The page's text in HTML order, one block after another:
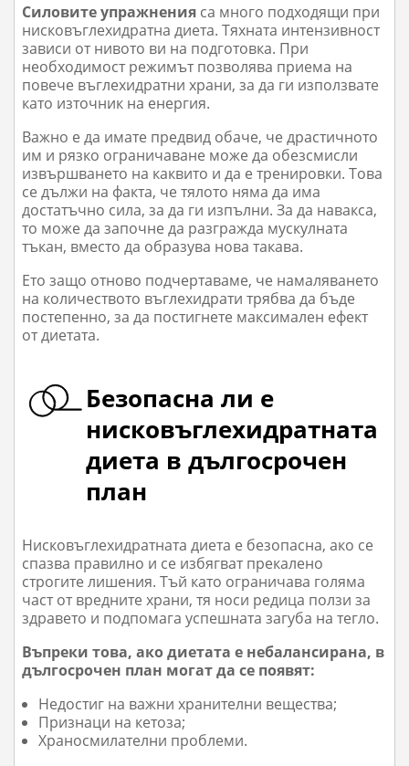
Силовите упражнения са много подходящи при
нисковъглехидратна диета. Тяхната интензивност
зависи от нивото ви на подготовка. При
необходимост режимът позволява приема на
повече въглехидратни храни, за да ги използвате
като източник на енергия.
Важно е да имате предвид обаче, че драстичното
им и рязко ограничаване може да обезсмисли
извършването на каквито и да е тренировки. Това
се дължи на факта, че тялото няма да има
достатъчно сила, за да ги изпълни. За да навакса,
то може да започне да разгражда мускулната
тъкан, вместо да образува нова такава.
Ето защо отново подчертаваме, че намаляването
на количеството въглехидрати трябва да бъде
постепенно, за да постигнете максимален ефект
от диетата.
Безопасна ли е
нисковъглехидратната
диета в дългосрочен
план
Нисковъглехидратната диета е безопасна, ако се
спазва правилно и се избягват прекалено
строгите лишения. Тъй като ограничава голяма
част от вредните храни, тя носи редица ползи за
здравето и подпомага успешната загуба на тегло.
Въпреки това, ако диетата е небалансирана, в
дългосрочен план могат да се появят:
Недостиг на важни хранителни вещества;
Признаци на кетоза;
Храносмилателни проблеми.